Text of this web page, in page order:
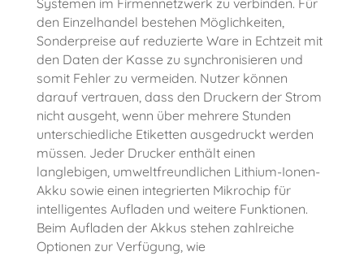
Systemen im Firmennetzwerk zu verbinden. Für
den Einzelhandel bestehen Möglichkeiten,
Sonderpreise auf reduzierte Ware in Echtzeit mit
den Daten der Kasse zu synchronisieren und
somit Fehler zu vermeiden. Nutzer können
darauf vertrauen, dass den Druckern der Strom
nicht ausgeht, wenn über mehrere Stunden
unterschiedliche Etiketten ausgedruckt werden
müssen. Jeder Drucker enthält einen
langlebigen, umweltfreundlichen Lithium-Ionen-
Akku sowie einen integrierten Mikrochip für
intelligentes Aufladen und weitere Funktionen.
Beim Aufladen der Akkus stehen zahlreiche
Optionen zur Verfügung, wie